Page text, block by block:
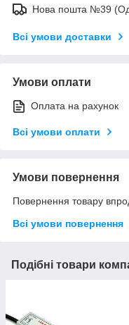
Нова пошта №39
Всі умови доставки
Умови оплати
Оплата на рахунок
Всі умови оплати
Умови повернення
Повернення товару
Всі умови повернення
Подібні товари